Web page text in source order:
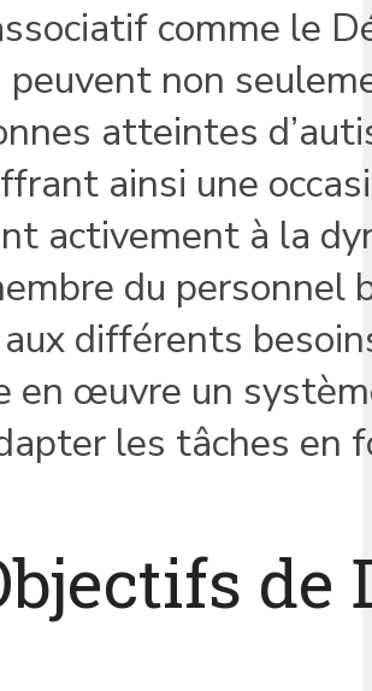
comme le
peuvent non
atteintes
ainsi une
activement à la
du personnel
différents
en œuvre un
les tâches en
de